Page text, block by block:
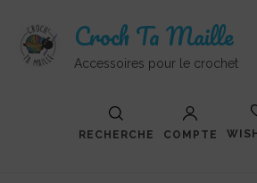
Croch Ta Maille
Accessoires pour le crochet
RECHERCHE COMPTE